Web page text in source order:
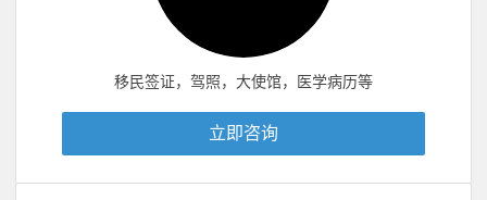
移民签证，驾照，大使馆，医学病历等
立即咨询